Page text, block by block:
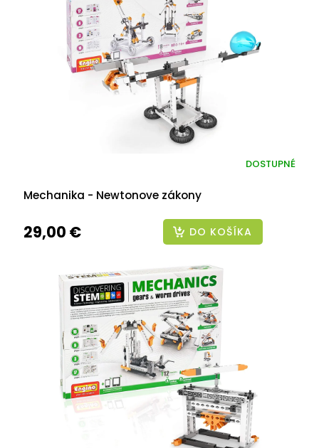
Mechanika - Newtonove zákony
DOSTUPNÉ
29,00 € DO KOŠÍKA